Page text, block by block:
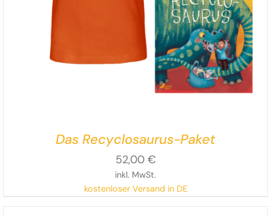
Das Recyclosaurus-Paket
52,00 €
inkl. MwSt.
kostenloser Versand in DE